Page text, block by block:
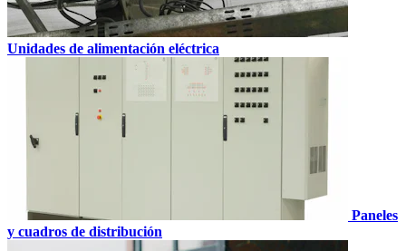
Unidades de alimentación eléctrica
Paneles
y cuadros de distribución